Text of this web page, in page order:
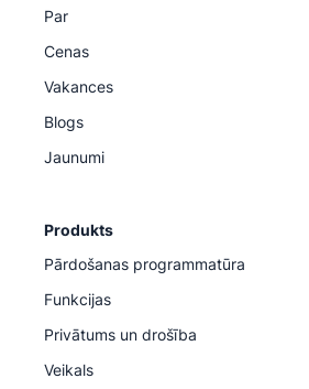
Par
Cenas
Vakances
Blogs
Jaunumi
Produkts
Pārdošanas programmatūra
Funkcijas
Privātums un drošība
Veikals